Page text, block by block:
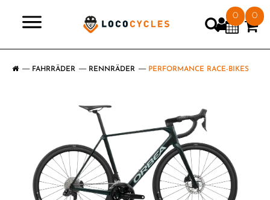
0 0
FAHRRÄDER RENNRÄDER PERFORMANCE RACE-BIKES